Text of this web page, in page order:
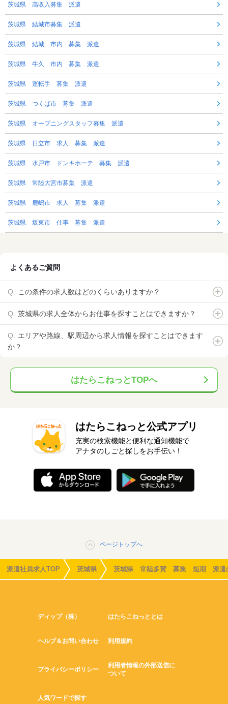
茨城県 高収入募集 派遣
茨城県 結城市募集 派遣
茨城県 結城 市内 募集 派遣
茨城県 牛久 市内 募集 派遣
茨城県 運転手 募集 派遣
茨城県 つくば市 募集 派遣
茨城県 オープニングスタッフ募集 派遣
茨城県 日立市 求人 募集 派遣
茨城県 水戸市 ドンキホーテ 募集 派遣
茨城県 常陸大宮市募集 派遣
茨城県 鹿嶋市 求人 募集 派遣
茨城県 坂東市 仕事 募集 派遣
よくあるご質問
この条件の求人数はどのくらいありますか？
茨城県の求人全体からお仕事を探すことはできますか？
エリアや路線、駅周辺から求人情報を探すことはできます
か？
はたらこねっとTOPへ
はたらこねっと公式アプリ
充実の検索機能と便利な通知機能で
アナタのしごと探しをお手伝い！
ページトップへ
派遣社員求人TOP 茨城県 茨城県 常陸多賀 募集 短期 派遣
ディップ（株） はたらこねっととは
ヘルプ＆お問い合わせ 利用規約
プライバシーポリシー
利用者情報の外部送信に
ついて
人気ワードで探す